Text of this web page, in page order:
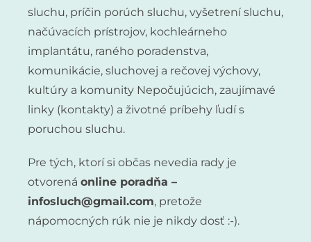
sluchu, príčin porúch sluchu, vyšetrení sluchu,
načúvacích prístrojov, kochleárneho
implantátu, raného poradenstva,
komunikácie, sluchovej a rečovej výchovy,
kultúry a komunity Nepočujúcich, zaujímavé
linky (kontakty) a životné príbehy ľudí s
poruchou sluchu.
Pre tých, ktorí si občas nevedia rady je
otvorená online poradňa –
infosluch@gmail.com, pretože
nápomocných rúk nie je nikdy dosť :-).